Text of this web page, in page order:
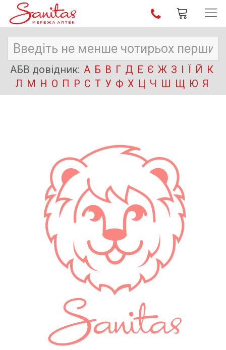
АБВ довідник: А Б В Г Д Е Є Ж З І Ї Й К
Л М Н О П Р С Т У Ф Х Ц Ч Ш Щ Ю Я